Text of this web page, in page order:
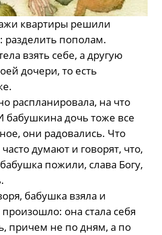
квартиры решили
разделить пополам.
взять себе, а другую
дочери, то есть
распланировала, на что
бабушкина дочь тоже все
они радовались. Что
думают и говорят, что,
пожили, слава Богу,
бабушка взяла и
она стала себя
причем не по дням, а по